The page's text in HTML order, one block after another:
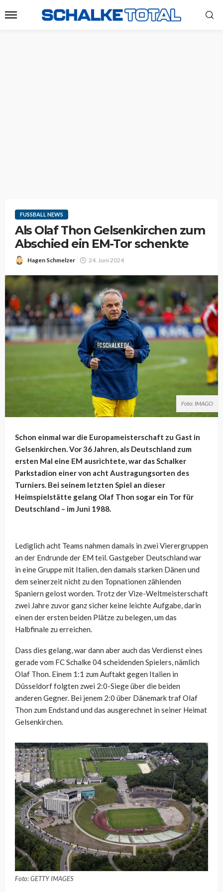
FUSSBALL NEWS
Als Olaf Thon Gelsenkirchen zum
Abschied ein EM-Tor schenkte
Hagen Schmelzer 24. Juni 2024
Foto: IMAGO
Schon einmal war die Europameisterschaft zu Gast in
Gelsenkirchen. Vor 36 Jahren, als Deutschland zum
ersten Mal eine EM ausrichtete, war das Schalker
Parkstadion einer von acht Austragungsorten des
Turniers. Bei seinem letzten Spiel an dieser
Heimspielstätte gelang Olaf Thon sogar ein Tor für
Deutschland – im Juni 1988.
Lediglich acht Teams nahmen damals in zwei Vierergruppen
an der Endrunde der EM teil. Gastgeber Deutschland war
in eine Gruppe mit Italien, den damals starken Dänen und
dem seinerzeit nicht zu den Topnationen zählenden
Spaniern gelost worden. Trotz der Vize-Weltmeisterschaft
zwei Jahre zuvor ganz sicher keine leichte Aufgabe, darin
einen der ersten beiden Plätze zu belegen, um das
Halbfinale zu erreichen.
Dass dies gelang, war dann aber auch das Verdienst eines
gerade vom FC Schalke 04 scheidenden Spielers, nämlich
Olaf Thon. Einem 1:1 zum Auftakt gegen Italien in
Düsseldorf folgten zwei 2:0-Siege über die beiden
anderen Gegner. Bei jenem 2:0 über Dänemark traf Olaf
Thon zum Endstand und das ausgerechnet in seiner Heimat
Gelsenkirchen.
Foto: GETTY IMAGES